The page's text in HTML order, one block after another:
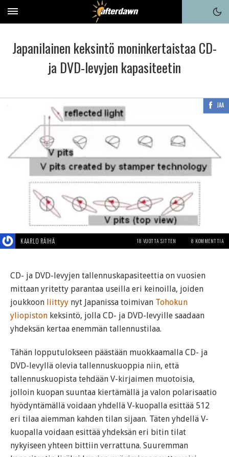
Japanilainen keksintö moninkertaistaa CD-
ja DVD-levyjen kapasiteetin
JAA
KAARLO RÄIHÄ 18 VUOTTA SITTEN 8 KOMMENTTIA
CD- ja DVD-levyjen tallennuskapasiteettia on vuosien
mittaan yritetty parantaa useilla eri keinoilla, joiden
joukkoon liittyy nyt Japanissa toimivan Tohokun
yliopiston keksintö, jolla CD- ja DVD-levyille saadaan
yhdeksän kertaa enemmän tallennustilaa.
Tähän lopputulokseen päästään muokkaamalla CD- ja
DVD-levyllä olevia tallennuskuoppia niin, että
tallennuskuopista tehdään V-kirjaimen muotoisia,
jolloin kuopan suuntaa kiertämällä ja valon polarisaatio
hyödyntämällä voidaan yhdellä V-kuopalla esittää 512
eri tilaa aiemman kahden tilan sijaan. Täten yhdellä V-
kuopalla voidaan esittää yhdeksän eri bitin tilat
nykyiseen yhteen bittiin verrattuna. Suuremman